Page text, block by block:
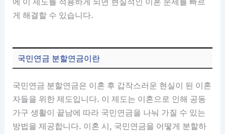
게 해결할 수 있습니다.
국민연금 분할연금이란
국민연금 분할연금은 이혼 후 갑작스러운 현실이 된 이혼
자들을 위한 제도입니다. 이 제도는 이혼으로 인해 공동
가구 생활이 끝남에 따라 국민연금을 나눠 가질 수 있는
방법을 제공합니다. 이혼 시, 국민연금을 어떻게 분할하